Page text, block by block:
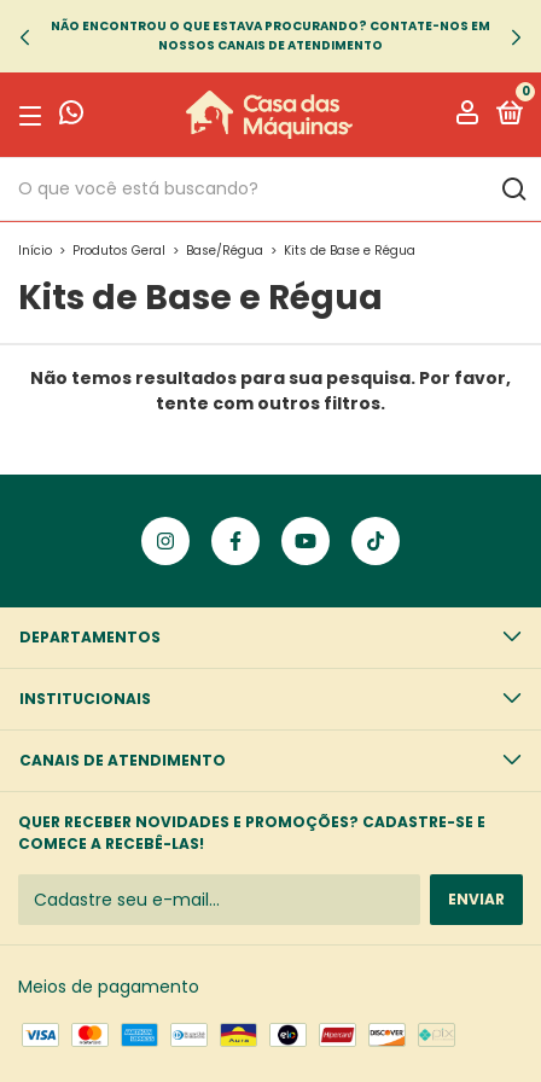
NÃO ENCONTROU O QUE ESTAVA PROCURANDO? CONTATE-NOS EM
NOSSOS CANAIS DE ATENDIMENTO
0
Início > Produtos Geral > Base/Régua > Kits de Base e Régua
Kits de Base e Régua
Não temos resultados para sua pesquisa. Por favor,
tente com outros filtros.
DEPARTAMENTOS
INSTITUCIONAIS
CANAIS DE ATENDIMENTO
QUER RECEBER NOVIDADES E PROMOÇÕES? CADASTRE-SE E
COMECE A RECEBÊ-LAS!
Meios de pagamento